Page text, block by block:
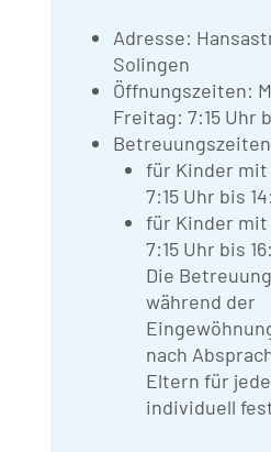
Adresse:
Solingen
Öffnungszeiten:
Freitag: 7:15 Uhr
Betreuungszeiten
für Kinder mit
7:15 Uhr bis
für Kinder mit
7:15 Uhr bis
Die
während der
nach
Eltern für
individuell